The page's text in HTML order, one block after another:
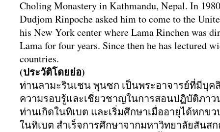
Choling Monastery in Kathmandu, Nepal. In
Dudjom Rinpoche asked him to come to the
his New York center where Lama Rinchen was
Lama for four years. Since then he has lectured
countries.
(ประวัติโดยย่อ)
ท่านลามะรินเชน พุนซก เป็นพระอาจารย์ที่มีบุค
ความรอบรู้และเชี่ยวชาญในการสอนปฏิบัติภาว
ท่านเกิดในทิเบต และเริ่มศึกษาเมื่ออายุได้หกขว
ในทิเบต สำเร็จการศึกษาจากมหาวิทยาลัยสันส